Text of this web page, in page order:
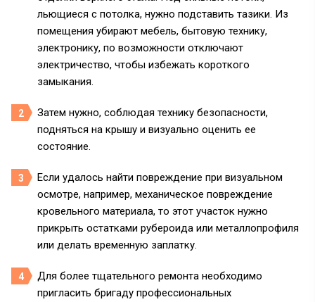
льющиеся с потолка, нужно подставить тазики. Из
помещения убирают мебель, бытовую технику,
электронику, по возможности отключают
электричество, чтобы избежать короткого
замыкания.
Затем нужно, соблюдая технику безопасности,
подняться на крышу и визуально оценить ее
состояние.
Если удалось найти повреждение при визуальном
осмотре, например, механическое повреждение
кровельного материала, то этот участок нужно
прикрыть остатками рубероида или металлопрофиля
или делать временную заплатку.
Для более тщательного ремонта необходимо
пригласить бригаду профессиональных